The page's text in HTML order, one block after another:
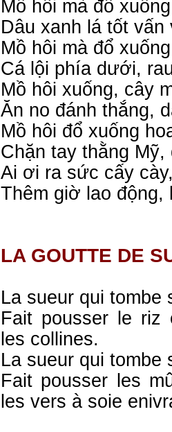
Mồ hôi mà đổ
Dâu xanh lá tốt
Mồ hôi mà đổ
Cá lội phía dưới,
Mồ hôi xuống, cây
Ăn no đánh thắng,
Mồ hôi đổ xuống
Chặn tay thằng
Ai ơi ra sức cấy
Thêm giờ lao động,
LA GOUTTE DE
La sueur qui tombe
Fait pousser le riz
les collines.
La sueur qui tombe
Fait pousser les
les vers à soie